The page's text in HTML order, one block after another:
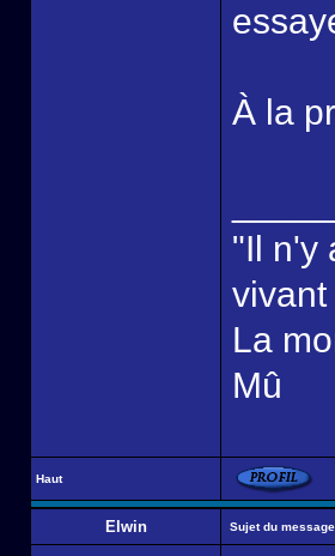
À la
"Il n'y
La
Mû
Haut
Elwin Sujet du